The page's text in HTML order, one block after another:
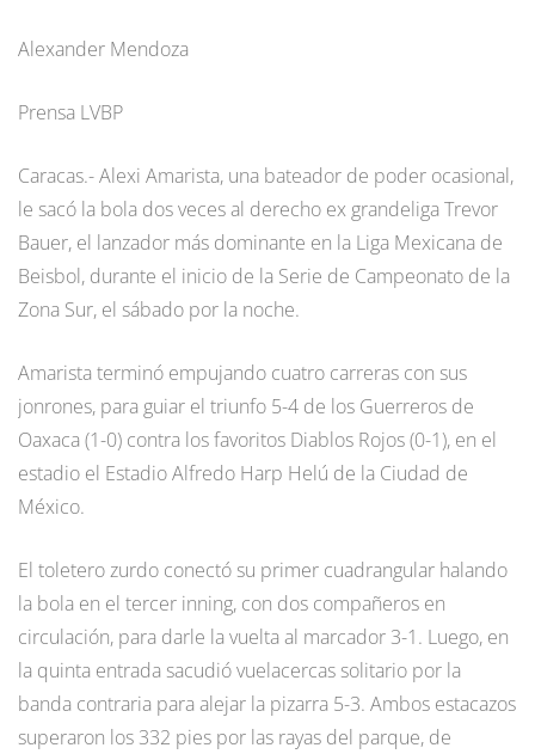
Alexander Mendoza
Prensa LVBP
Caracas.- Alexi Amarista, una bateador de poder ocasional,
le sacó la bola dos veces al derecho ex grandeliga Trevor
Bauer, el lanzador más dominante en la Liga Mexicana de
Beisbol, durante el inicio de la Serie de Campeonato de la
Zona Sur, el sábado por la noche.
Amarista terminó empujando cuatro carreras con sus
jonrones, para guiar el triunfo 5-4 de los Guerreros de
Oaxaca (1-0) contra los favoritos Diablos Rojos (0-1), en el
estadio el Estadio Alfredo Harp Helú de la Ciudad de
México.
El toletero zurdo conectó su primer cuadrangular halando
la bola en el tercer inning, con dos compañeros en
circulación, para darle la vuelta al marcador 3-1. Luego, en
la quinta entrada sacudió vuelacercas solitario por la
banda contraria para alejar la pizarra 5-3. Ambos estacazos
superaron los 332 pies por las rayas del parque, de